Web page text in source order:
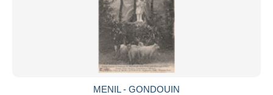
MENIL - GONDOUIN